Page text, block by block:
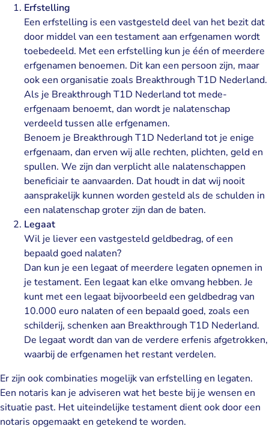
Erfstelling
Een erfstelling is een vastgesteld deel van het bezit dat
door middel van een testament aan erfgenamen wordt
toebedeeld. Met een erfstelling kun je één of meerdere
erfgenamen benoemen. Dit kan een persoon zijn, maar
ook een organisatie zoals Breakthrough T1D Nederland.
Als je Breakthrough T1D Nederland tot mede-
erfgenaam benoemt, dan wordt je nalatenschap
verdeeld tussen alle erfgenamen.
Benoem je Breakthrough T1D Nederland tot je enige
erfgenaam, dan erven wij alle rechten, plichten, geld en
spullen. We zijn dan verplicht alle nalatenschappen
beneficiair te aanvaarden. Dat houdt in dat wij nooit
aansprakelijk kunnen worden gesteld als de schulden in
een nalatenschap groter zijn dan de baten.
Legaat
Wil je liever een vastgesteld geldbedrag, of een
bepaald goed nalaten?
Dan kun je een legaat of meerdere legaten opnemen in
je testament. Een legaat kan elke omvang hebben. Je
kunt met een legaat bijvoorbeeld een geldbedrag van
10.000 euro nalaten of een bepaald goed, zoals een
schilderij, schenken aan Breakthrough T1D Nederland.
De legaat wordt dan van de verdere erfenis afgetrokken,
waarbij de erfgenamen het restant verdelen.
Er zijn ook combinaties mogelijk van erfstelling en legaten.
Een notaris kan je adviseren wat het beste bij je wensen en
situatie past. Het uiteindelijke testament dient ook door een
notaris opgemaakt en getekend te worden.